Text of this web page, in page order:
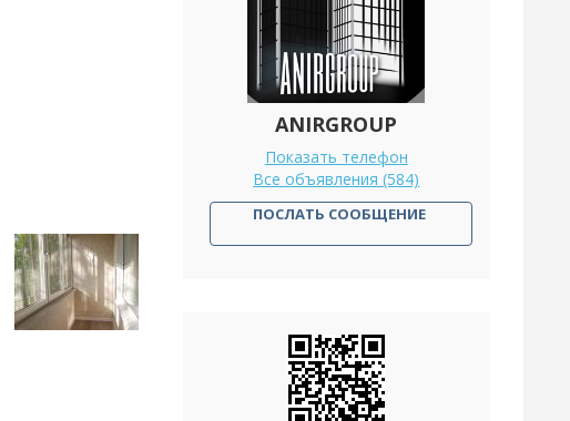
ANIRGROUP
Показать телефон
Все объявления (584)
ПОСЛАТЬ СООБЩЕНИЕ